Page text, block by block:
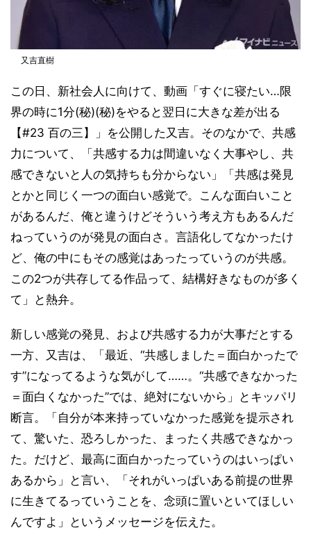
又吉直樹
この日、新社会人に向けて、動画「すぐに寝たい…限
界の時に1分(秘)(秘)をやると翌日に大きな差が出る
【#23 百の三】」を公開した又吉。そのなかで、共感
力について、「共感する力は間違いなく大事やし、共
感できないと人の気持ちも分からない」「共感は発見
とかと同じく一つの面白い感覚で。こんな面白いこと
があるんだ、俺と違うけどそういう考え方もあるんだ
ねっていうのが発見の面白さ。言語化してなかったけ
ど、俺の中にもその感覚はあったっていうのが共感。
この2つが共存してる作品って、結構好きなものが多く
て」と熱弁。
新しい感覚の発見、および共感する力が大事だとする
一方、又吉は、「最近、“共感しました＝面白かったで
す”になってるような気がして……。“共感できなかった
＝面白くなかった”では、絶対にないから」とキッパリ
断言。「自分が本来持っていなかった感覚を提示され
て、驚いた、恐ろしかった、まったく共感できなかっ
た。だけど、最高に面白かったっていうのはいっぱい
あるから」と言い、「それがいっぱいある前提の世界
に生きてるっていうことを、念頭に置いといてほしい
んですよ」というメッセージを伝えた。